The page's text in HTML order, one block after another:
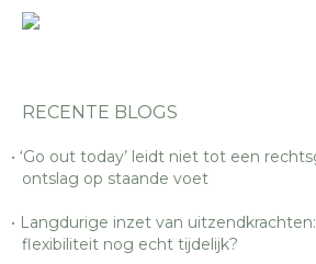
RECENTE BLOGS
‘Go out today’ leidt niet tot een
ontslag op staande voet
Langdurige inzet van
flexibiliteit nog echt tijdelijk?